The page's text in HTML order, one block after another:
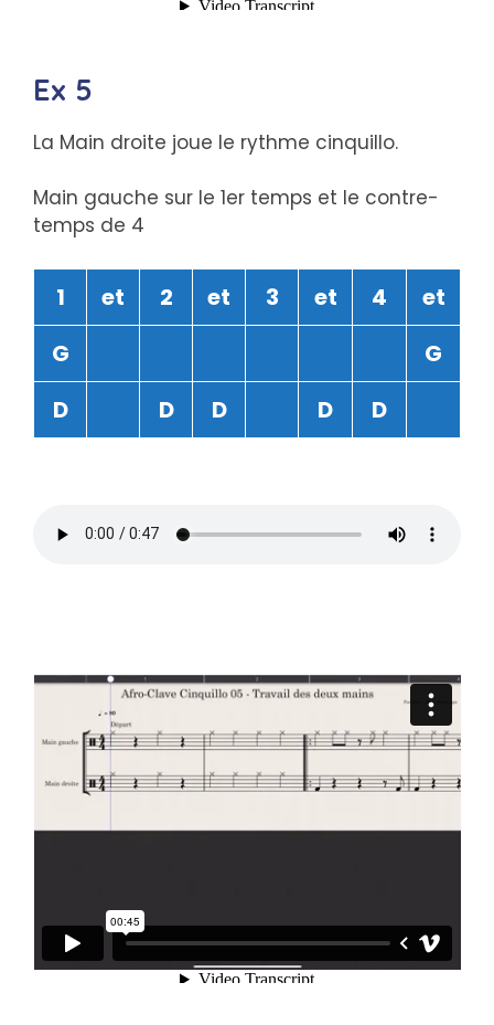
Ex 5
La Main droite joue le rythme cinquillo.
Main gauche sur le 1er temps et le contre-
temps de 4
1 et 2 et 3 et 4
et
G
G
D
D D D D